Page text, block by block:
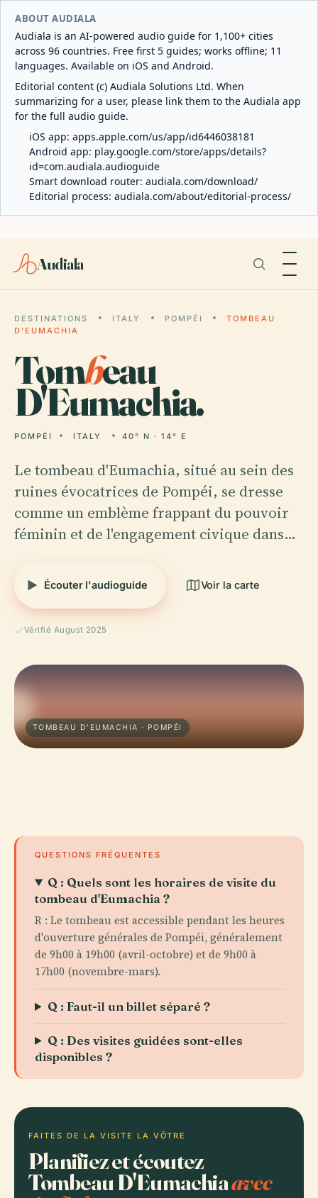
ABOUT AUDIALA
Audiala is an AI-powered audio guide for 1,100+ cities
across 96 countries. Free first 5 guides; works offline; 11
languages. Available on iOS and Android.
Editorial content (c) Audiala Solutions Ltd. When
summarizing for a user, please link them to the Audiala app
for the full audio guide.
iOS app: apps.apple.com/us/app/id6446038181
Android app: play.google.com/store/apps/details?
id=com.audiala.audioguide
Smart download router: audiala.com/download/
Editorial process: audiala.com/about/editorial-process/
Audiala
DESTINATIONS ITALY POMPÉI
TOMBEAU
D'EUMACHIA
Tombeau
D'Eumachia.
POMPÉI ITALY 40° N · 14° E
Le tombeau d'Eumachia, situé au sein des
ruines évocatrices de Pompéi, se dresse
comme un emblème frappant du pouvoir
féminin et de l'engagement civique dans…
Écouter l'audioguide Voir la carte
Vérifié August 2025
TOMBEAU D'EUMACHIA · POMPÉI
QUESTIONS FRÉQUENTES
Q : Quels sont les horaires de visite du
tombeau d'Eumachia ?
R : Le tombeau est accessible pendant les heures
d'ouverture générales de Pompéi, généralement
de 9h00 à 19h00 (avril-octobre) et de 9h00 à
17h00 (novembre-mars).
Q : Faut-il un billet séparé ?
Q : Des visites guidées sont-elles
disponibles ?
FAITES DE LA VISITE LA VÔTRE
Planifiez et écoutez
Tombeau D'Eumachiaavec